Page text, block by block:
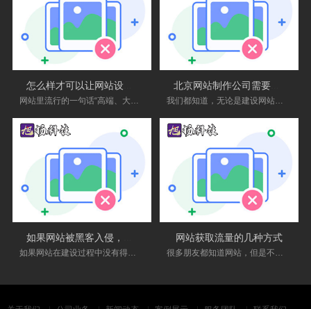
网站里流行的一句话“高端、大气、上档次”，很多人想要把网站设计到这种程度，认为必须有足够多的特效，还有就是使用大的背景图... 我们都知道，无论是建设网站还是做其他事情，都需要一心一意，才不会半途而废。如今，北京有大量的个人工作室和制作网站的公司。...
如果网站在建设过程中没有得到适当的保护，它很容易受到攻击或黑客攻击。如何防止自己的网站被黑以及被黑后如何解决问题是站长需...
网站获取流量的几种方式
很多朋友都知道网站，但是不知道如何让网站流量增多，下面我给您介绍一下：第一，优化搜索引擎排名是获得流量的重要途径之一。通...